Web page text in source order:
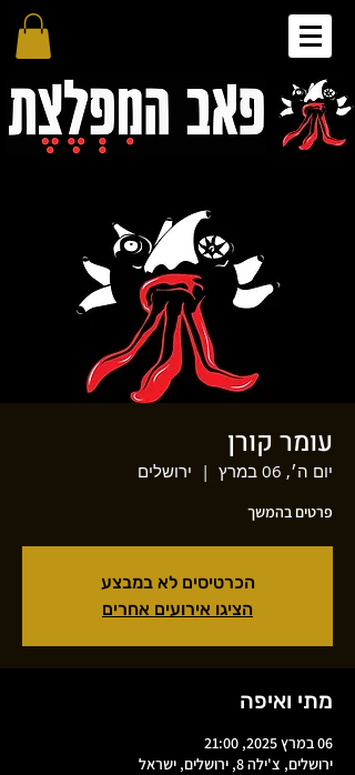
עומר קורן
יום ה׳, 06 במרץ
  |
ירושלים
פרטים בהמשך
הכרטיסים לא במבצע
הציגו אירועים אחרים
מתי ואיפה
06 במרץ 2025, 21:00
ירושלים, צ'ילה 8, ירושלים, ישראל